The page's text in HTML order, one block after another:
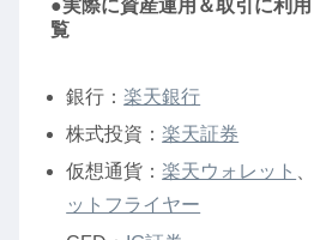
●実際に資産運用＆取引に利
覧
銀行：楽天銀行
株式投資：楽天証券
仮想通貨：楽天ウォレット
ットフライヤー